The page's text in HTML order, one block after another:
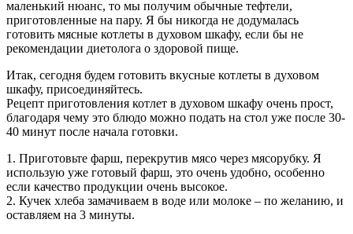
маленький нюанс, то мы получим обычные тефтели,
приготовленные на пару. Я бы никогда не додумалась
готовить мясные котлеты в духовом шкафу, если бы не
рекомендации диетолога о здоровой пище.
Итак, сегодня будем готовить вкусные котлеты в духовом
шкафу, присоединяйтесь.
Рецепт приготовления котлет в духовом шкафу очень прост,
благодаря чему это блюдо можно подать на стол уже после 30-
40 минут после начала готовки.
1. Приготовьте фарш, перекрутив мясо через мясорубку. Я
использую уже готовый фарш, это очень удобно, особенно
если качество продукции очень высокое.
2. Кучек хлеба замачиваем в воде или молоке – по желанию, и
оставляем на 3 минуты.